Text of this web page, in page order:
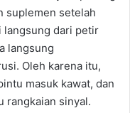
suplemen setelah
langsung dari petir
langsung
Oleh karena itu,
masuk kawat, dan
rangkaian sinyal.